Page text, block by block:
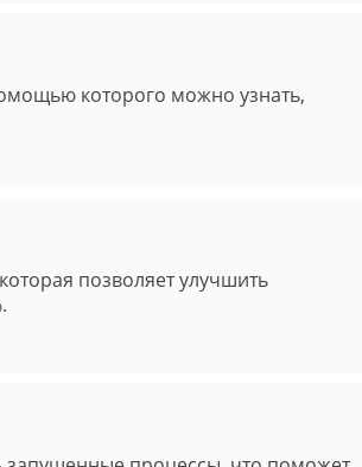
которого можно узнать,
позволяет улучшить